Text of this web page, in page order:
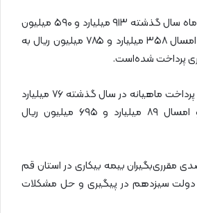
وی اضافه کرد: در چهار ماه سال گذشته ۹۱۳ میلیارد و ۵۹۰ میلیون
ریال و در مدت مشابه امسال ۳۵۸ میلیارد و ۷۸۵ میلیون ریال به
پرداخت شده‌است.
وی ادامه داد: میانگین پرداخت ماهیانه در سال گذشته ۷۶ میلیارد
و ۱۳۲ میلیون ریال و امسال ۸۹ میلیارد و ۶۹۵ میلیون ریال
کاهش ۲۹ درصدی مقرری‌بگیران بیمه بیکاری در استان قم
دولت سیزدهم در پیگیری و حل مشکلات